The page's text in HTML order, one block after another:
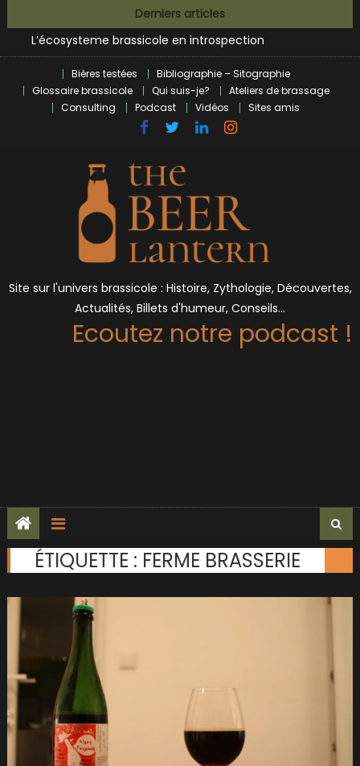
to
content
Derniers articles
L’écosysteme brassicole en introspection
Zoumaï : pionnier de la révolution craft à Marseille
L’intelligence artificielle dans le milieu brassicole
BrewDog racheté par Tilray pour une bouchée de pain ?
Bières et célébrités
Bières testées
Bibliographie – Sitographie
Glossaire brassicole
Qui suis-je?
Ateliers de brassage
Consulting
Podcast Vidéos Sites amis
Site sur l'univers brassicole : Histoire, Zythologie, Découvertes,
Actualités, Billets d'humeur, Conseils…
Ecoutez notre podcast !
ÉTIQUETTE : FERME BRASSERIE